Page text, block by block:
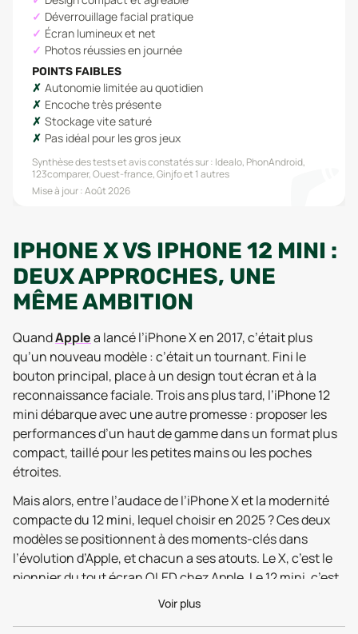
Déverrouillage facial pratique
Écran lumineux et net
Photos réussies en journée
POINTS FAIBLES
Autonomie limitée au quotidien
Encoche très présente
Stockage vite saturé
Pas idéal pour les gros jeux
Synthèse des tests et avis constatés sur : Idealo, PhonAndroid,
123comparer, Ouest-france, Ginjfoet 1 autres
Mise à jour :Août 2026
IPHONE X VS IPHONE 12 MINI :
DEUX APPROCHES, UNE
MÊME AMBITION
QuandApplea lancé l’iPhone X en 2017, c’était plus
qu’un nouveau modèle : c’était un tournant. Fini le
bouton principal, place à un design tout écran et à la
reconnaissance faciale. Trois ans plus tard, l’iPhone 12
mini débarque avec une autre promesse : proposer les
performances d’un haut de gamme dans un format plus
compact, taillé pour les petites mains ou les poches
étroites.
Mais alors, entre l’audace de l’iPhone X et la modernité
compacte du 12 mini, lequel choisir en 2025 ? Ces deux
modèles se positionnent à des moments-clés dans
l’évolution d’Apple, et chacun a ses atouts. Le X, c’est le
pionnier du tout écran OLED chez Apple. Le 12 mini, c’est
le concentré de puissance dans un boîtier qui rappelle
les formats plus traditionnels, mais sans faire de
Voir plus